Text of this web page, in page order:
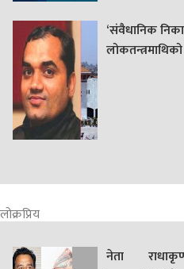
‘संवैधानिक
लोकतन्त्रमाथिको
लोक्रप्रिय
नेता